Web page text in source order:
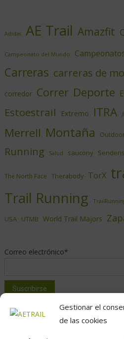
Gestionar el
de las cookies
Adidas AE Trail Amazfit
Campeonato del Mundo
Carreras carreras de
corredor Correr Deporte
Estoestrail Extremo ITRA
Merrell Montaña
Running Salud saucony
The North Face Therabody TorX
Trail Running
USA UTMB World Trail Majors
Correo electrónico*